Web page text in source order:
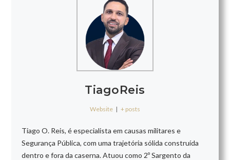
TiagoReis
Website | + posts
Tiago O. Reis, é especialista em causas militares e
Segurança Pública, com uma trajetória sólida construída
dentro e fora da caserna. Atuou como 2º Sargento da